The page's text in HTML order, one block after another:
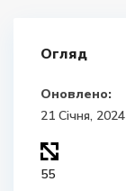
Огляд
Оновлено:
21 Січня, 2024
55